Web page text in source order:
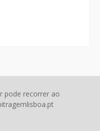
pode recorrer ao